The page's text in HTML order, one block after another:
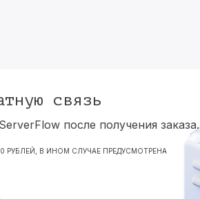
связь
после получения заказа.
РУБЛЕЙ, В ИНОМ СЛУЧАЕ ПРЕДУСМОТРЕНА